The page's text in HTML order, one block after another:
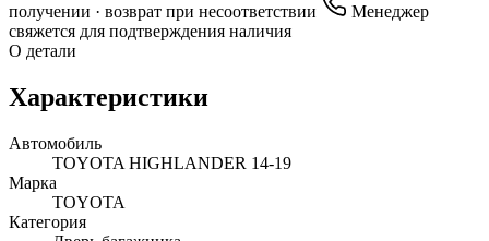
получении · возврат при несоответствии
Менеджер
свяжется для подтверждения наличия
О детали
Характеристики
Автомобиль
TOYOTA HIGHLANDER 14-19
Марка
TOYOTA
Категория